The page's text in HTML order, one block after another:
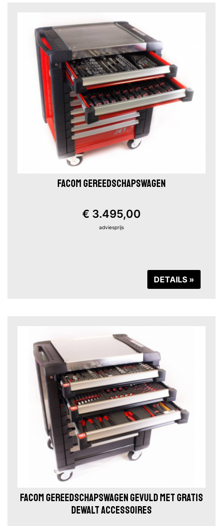
FACOM GEREEDSCHAPSWAGEN
€ 3.495,00
adviesprijs
DETAILS »
FACOM GEREEDSCHAPSWAGEN GEVULD MET GRATIS
DEWALT ACCESSOIRES